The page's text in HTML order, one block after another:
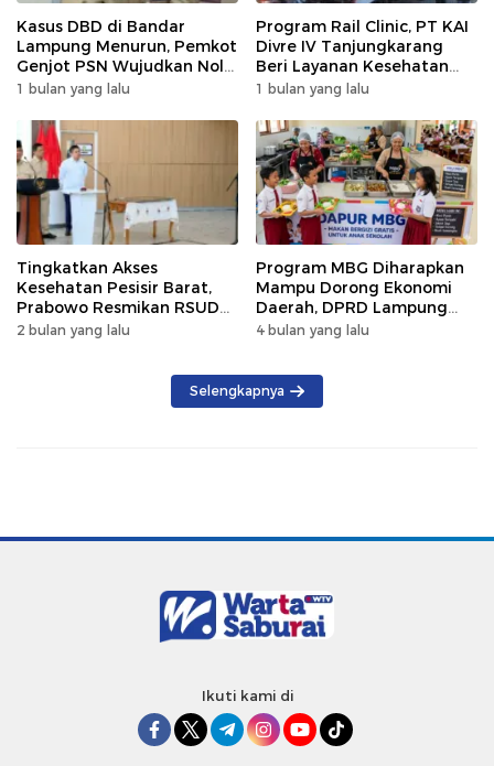
Kasus DBD di Bandar
Lampung Menurun, Pemkot
Genjot PSN Wujudkan Nol
Kematian
1 bulan yang lalu
Program Rail Clinic, PT KAI
Divre IV Tanjungkarang
Beri Layanan Kesehatan
Gratis 250 Warga
1 bulan yang lalu
Tingkatkan Akses
Kesehatan Pesisir Barat,
Prabowo Resmikan RSUD
KH Muhammad Thohir
2 bulan yang lalu
Program MBG Diharapkan
Mampu Dorong Ekonomi
Daerah, DPRD Lampung
Tekankan Pemanfaatan
4 bulan yang lalu
Selengkapnya
Ikuti kami di